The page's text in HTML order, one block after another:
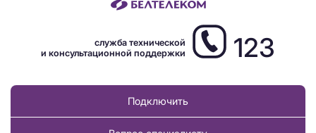
служба технической
и консультационной поддержки
123
Подключить